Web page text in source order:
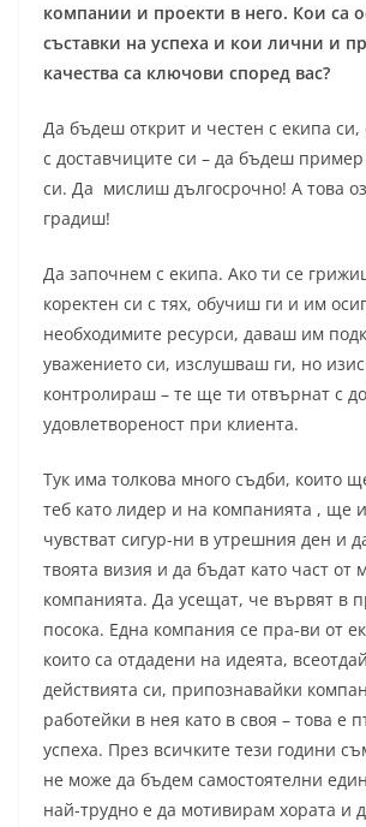
компании и проекти в него. Кои са
съставки на успеха и кои лични и
качества са ключови според вас?
Да бъдеш открит и честен с екипа си,
с доставчиците си – да бъдеш пример
си. Да мислиш дългосрочно! А това
градиш!
Да започнем с екипа. Ако ти се
коректен си с тях, обучиш ги и им
необходимите ресурси, даваш им
уважението си, изслушваш ги, но
контролираш – те ще ти отвърнат с
удовлетвореност при клиента.
Тук има толкова много съдби, които
теб като лидер и на компанията , ще
чувстват сигур-ни в утрешния ден и
твоята визия и да бъдат като част от
компанията. Да усещат, че вървят в
посока. Една компания се пра-ви от
които са отдадени на идеята,
действията си, припознавайки
работейки в нея като в своя – това е
успеха. През всичките тези години
не може да бъдем самостоятелни
най-трудно е да мотивирам хората и